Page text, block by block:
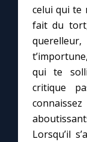
celui qui te
fait du
qui te
critique
Lorsqu’il